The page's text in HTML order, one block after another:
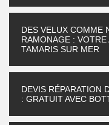
DES VELUX COMME
RAMONAGE :
TAMARIS SUR MER
DEVIS RÉPARATION
: GRATUIT AVEC